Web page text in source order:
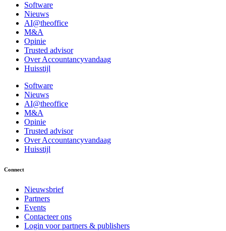
Software
Nieuws
AI@theoffice
M&A
Opinie
Trusted advisor
Over Accountancyvandaag
Huisstijl
Software
Nieuws
AI@theoffice
M&A
Opinie
Trusted advisor
Over Accountancyvandaag
Huisstijl
Connect
Nieuwsbrief
Partners
Events
Contacteer ons
Login voor partners & publishers